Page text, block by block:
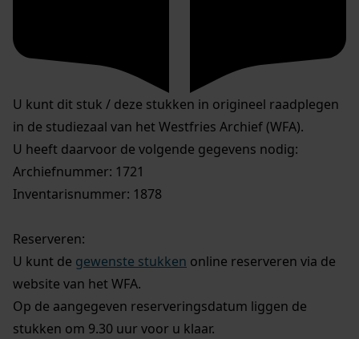
U kunt dit stuk / deze stukken in origineel raadplegen
in de studiezaal van het Westfries Archief (WFA).
U heeft daarvoor de volgende gegevens nodig:
Archiefnummer: 1721
Inventarisnummer: 1878
Reserveren:
U kunt de gewenste stukken online reserveren via de
website van het WFA.
Op de aangegeven reserveringsdatum liggen de
stukken om 9.30 uur voor u klaar.